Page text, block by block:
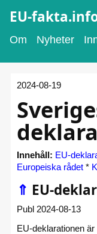
EU-
Om Nyheter
2024-08-19
Innehåll: EU-
Europeiska rådet *
⇑ EU-
Publ 2024-08-13
EU-deklarationen